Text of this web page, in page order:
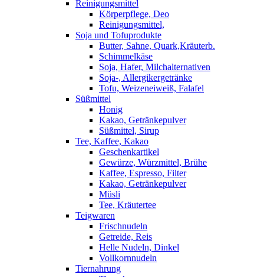
Reinigungsmittel
Körperpflege, Deo
Reinigungsmittel,
Soja und Tofuprodukte
Butter, Sahne, Quark,Kräuterb.
Schimmelkäse
Soja, Hafer, Milchalternativen
Soja-, Allergikergetränke
Tofu, Weizeneiweiß, Falafel
Süßmittel
Honig
Kakao, Getränkepulver
Süßmittel, Sirup
Tee, Kaffee, Kakao
Geschenkartikel
Gewürze, Würzmittel, Brühe
Kaffee, Espresso, Filter
Kakao, Getränkepulver
Müsli
Tee, Kräutertee
Teigwaren
Frischnudeln
Getreide, Reis
Helle Nudeln, Dinkel
Vollkornnudeln
Tiernahrung